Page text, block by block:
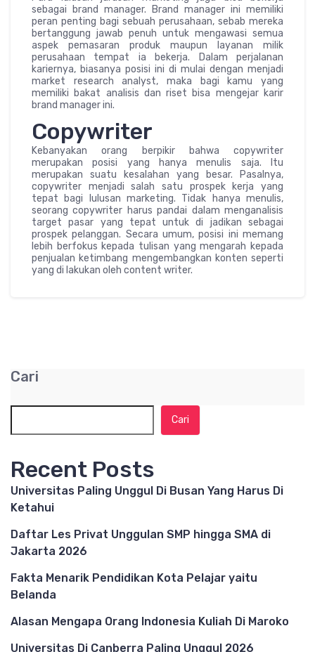
sebagai brand manager. Brand manager ini memiliki
peran penting bagi sebuah perusahaan, sebab mereka
bertanggung jawab penuh untuk mengawasi semua
aspek pemasaran produk maupun layanan milik
perusahaan tempat ia bekerja. Dalam perjalanan
kariernya, biasanya posisi ini di mulai dengan menjadi
market research analyst, maka bagi kamu yang
memiliki bakat analisis dan riset bisa mengejar karir
brand manager ini.
Copywriter
Kebanyakan orang berpikir bahwa copywriter
merupakan posisi yang hanya menulis saja. Itu
merupakan suatu kesalahan yang besar. Pasalnya,
copywriter menjadi salah satu prospek kerja yang
tepat bagi lulusan marketing. Tidak hanya menulis,
seorang copywriter harus pandai dalam menganalisis
target pasar yang tepat untuk di jadikan sebagai
prospek pelanggan. Secara umum, posisi ini memang
lebih berfokus kepada tulisan yang mengarah kepada
penjualan ketimbang mengembangkan konten seperti
yang di lakukan oleh content writer.
Cari
Cari
Recent Posts
Universitas Paling Unggul Di Busan Yang Harus Di
Ketahui
Daftar Les Privat Unggulan SMP hingga SMA di
Jakarta 2026
Fakta Menarik Pendidikan Kota Pelajar yaitu
Belanda
Alasan Mengapa Orang Indonesia Kuliah Di Maroko
Universitas Di Canberra Paling Unggul 2026